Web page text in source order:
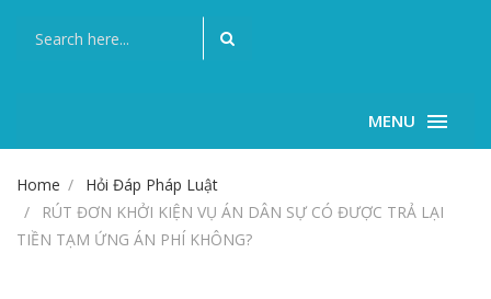
MENU
Home
Hỏi Đáp Pháp Luật
RÚT ĐƠN KHỞI KIỆN VỤ ÁN DÂN SỰ CÓ ĐƯỢC TRẢ LẠI
TIỀN TẠM ỨNG ÁN PHÍ KHÔNG?